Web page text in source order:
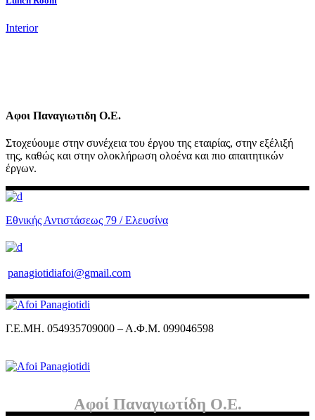
Interior
Αφοι Παναγιωτιδη Ο.Ε.
Στοχεύουμε στην συνέχεια του έργου της εταιρίας, στην εξέλιξή
της, καθώς και στην ολοκλήρωση ολοένα και πιο απαιτητικών
έργων.
Εθνικής Αντιστάσεως 79 / Ελευσίνα
panagiotidiafoi@gmail.com
Γ.Ε.ΜΗ. 054935709000 – Α.Φ.Μ. 099046598
Αφοί Παναγιωτίδη Ο.Ε.